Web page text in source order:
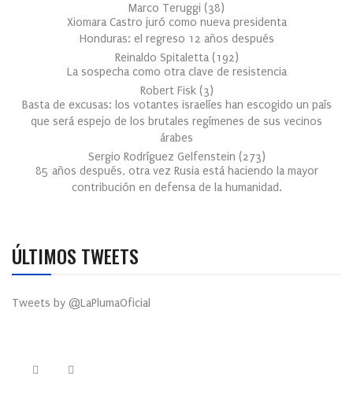
Marco Teruggi (38)
Xiomara Castro juró como nueva presidenta
Honduras: el regreso 12 años después
Reinaldo Spitaletta (192)
La sospecha como otra clave de resistencia
Robert Fisk (3)
Basta de excusas: los votantes israelíes han escogido un país
que será espejo de los brutales regímenes de sus vecinos
árabes
Sergio Rodríguez Gelfenstein (273)
85 años después, otra vez Rusia está haciendo la mayor
contribución en defensa de la humanidad.
ÚLTIMOS TWEETS
Tweets by @LaPlumaOficial